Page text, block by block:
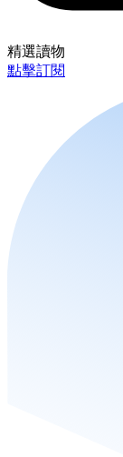
精選讀物
點擊訂閱